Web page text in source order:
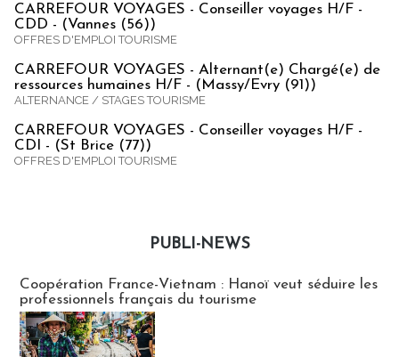
CARREFOUR VOYAGES - Conseiller voyages H/F -
CDD - (Vannes (56))
OFFRES D'EMPLOI TOURISME
CARREFOUR VOYAGES - Alternant(e) Chargé(e) de
ressources humaines H/F - (Massy/Evry (91))
ALTERNANCE / STAGES TOURISME
CARREFOUR VOYAGES - Conseiller voyages H/F -
CDI - (St Brice (77))
OFFRES D'EMPLOI TOURISME
PUBLI-NEWS
Coopération France-Vietnam : Hanoï veut séduire les
professionnels français du tourisme